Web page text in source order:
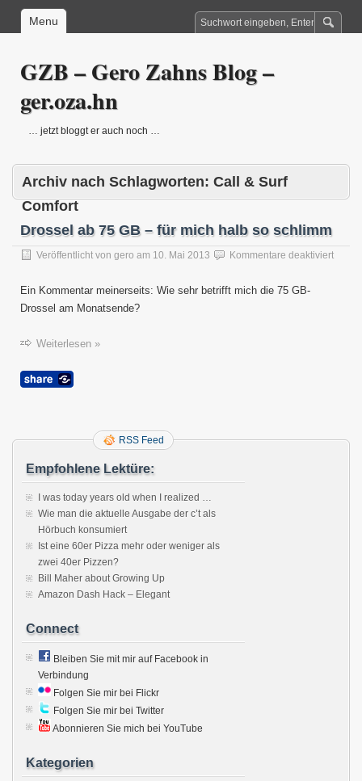
Menu
GZB – Gero Zahns Blog –
ger.oza.hn
… jetzt bloggt er auch noch …
Archiv nach Schlagworten: Call & Surf
Comfort
Drossel ab 75 GB – für mich halb so schlimm
Veröffentlicht von gero am 10. Mai 2013 Kommentare deaktiviertfür
Ein Kommentar meinerseits: Wie sehr betrifft mich die 75 GB-
Drossel am Monatsende?
Weiterlesen »
RSS Feed
Empfohlene Lektüre:
I was today years old when I realized …
Wie man die aktuelle Ausgabe der c’t als
Hörbuch konsumiert
Ist eine 60er Pizza mehr oder weniger als
zwei 40er Pizzen?
Bill Maher about Growing Up
Amazon Dash Hack – Elegant
Connect
Bleiben Sie mit mir auf Facebook in
Verbindung
Folgen Sie mir bei Flickr
Folgen Sie mir bei Twitter
Abonnieren Sie mich bei YouTube
Kategorien